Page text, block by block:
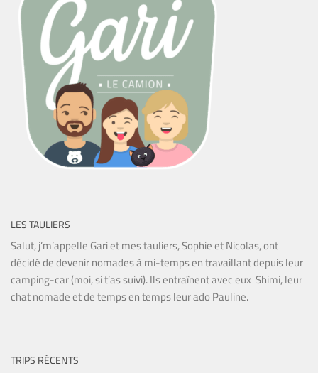
LES TAULIERS
Salut, j’m’appelle Gari et mes tauliers, Sophie et Nicolas, ont
décidé de devenir nomades à mi-temps en travaillant depuis leur
camping-car (moi, si t’as suivi). Ils entraînent avec eux Shimi, leur
chat nomade et de temps en temps leur ado Pauline.
TRIPS RÉCENTS